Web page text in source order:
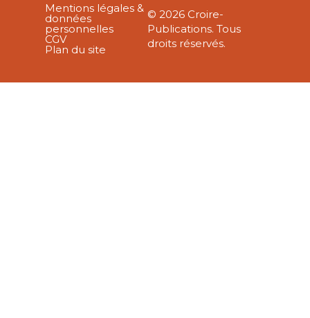
Mentions légales &
données
personnelles
CGV
Plan du site
© 2026 Croire-
Publications. Tous
droits réservés.